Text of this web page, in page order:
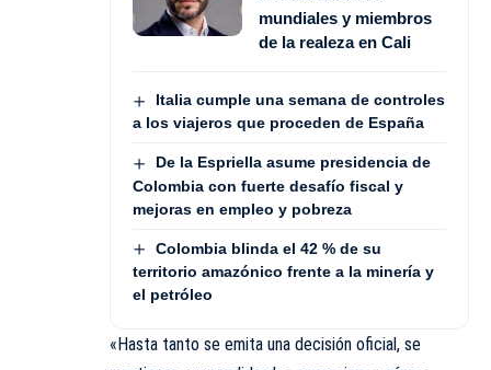
mundiales y miembros
de la realeza en Cali
Italia cumple una semana de controles
a los viajeros que proceden de España
De la Espriella asume presidencia de
Colombia con fuerte desafío fiscal y
mejoras en empleo y pobreza
Colombia blinda el 42 % de su
territorio amazónico frente a la minería y
el petróleo
«Hasta tanto se emita una decisión oficial, se